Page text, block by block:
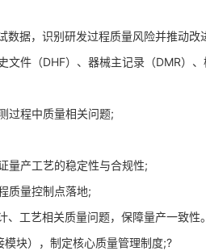
据，识别研发过程质量风险并推动改
件（DHF）、器械主记录（DMR）
过程中质量相关问题;
量产工艺的稳定性与合规性;
质量控制点落地;
工艺相关质量问题，保障量产一致性。
块），制定核心质量管理制度;?